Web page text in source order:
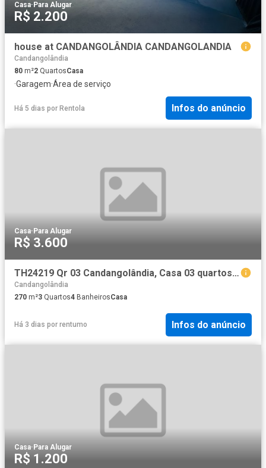
Casa· Para Alugar
R$ 2.200
house at CANDANGOLÂNDIA CANDANGOLANDIA
Candangolândia
80 m²2 QuartosCasa
·Garagem·Área de serviço
Há 5 dias por Rentola Infos do anúncio
Casa·Para Alugar
R$ 3.600
TH24219 Qr 03 Candangolândia, Casa 03 quartos, 270m²². Agende a sua visita!
Candangolândia
270 m²3 Quartos4 BanheirosCasa
Há 3 dias por rentumo Infos do anúncio
Casa· Para Alugar
R$ 1.200